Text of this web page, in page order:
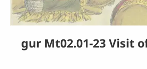
la
gur Mt02.01-23 Visit